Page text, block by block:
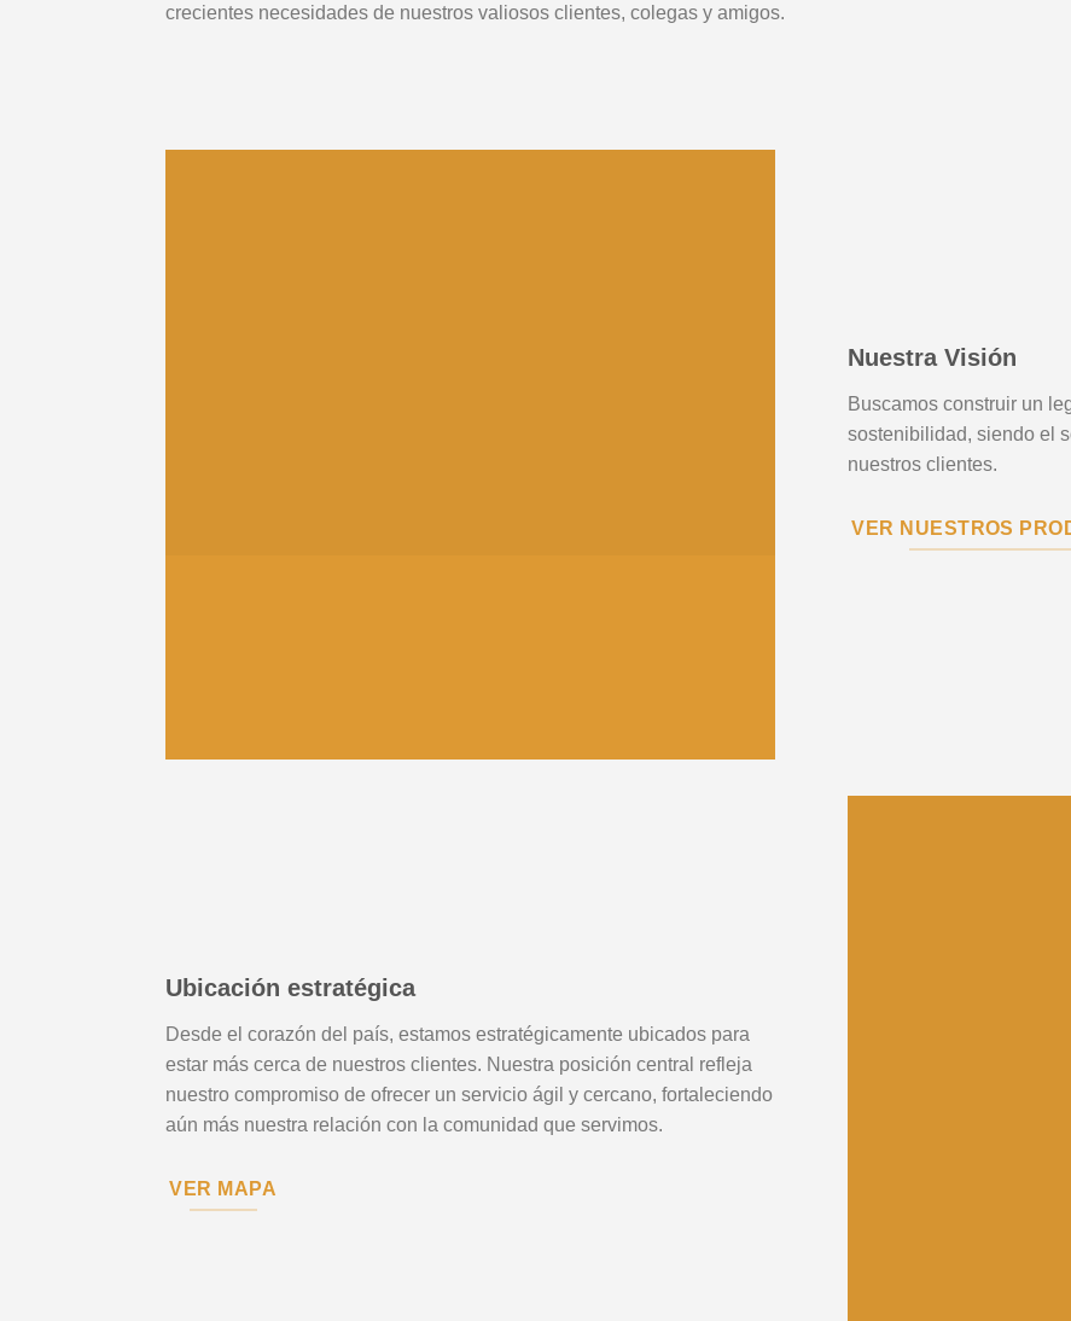
crecientes necesidades de nuestros valiosos clientes, colegas y amigos.
Nuestra Visión
Buscamos construir un
sostenibilidad, siendo el
nuestros clientes.
VER NUESTROS
Ubicación estratégica
Desde el corazón del país, estamos estratégicamente ubicados para
estar más cerca de nuestros clientes. Nuestra posición central refleja
nuestro compromiso de ofrecer un servicio ágil y cercano, fortaleciendo
aún más nuestra relación con la comunidad que servimos.
VER MAPA